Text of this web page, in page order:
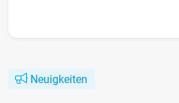
Neuigkeiten